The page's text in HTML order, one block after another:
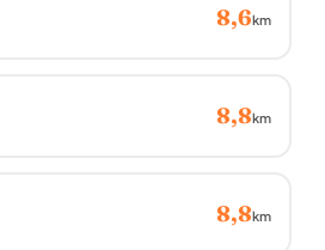
8,6km
8,8km
8,8km